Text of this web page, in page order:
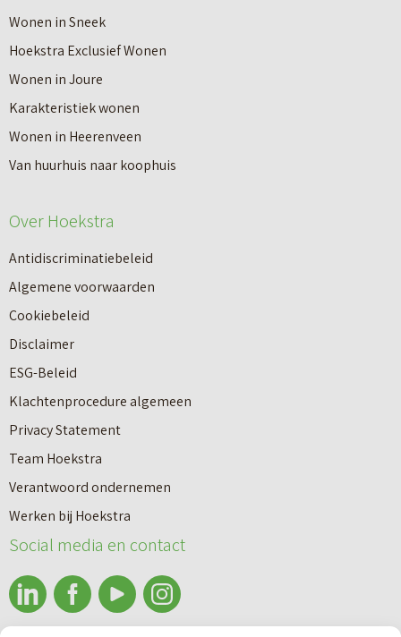
Nieuwbouw
Huren
8
s
t
a
p
p
n
n
a
a
r
e
e
n
n
i
e
u
o
e
r
V
a
n
n
e
u
Wonen in Sneek
Hoekstra Exclusief Wonen
Wonen in Joure
Karakteristiek wonen
Wonen in Heerenveen
Van huurhuis naar koophuis
Over Hoekstra
Antidiscriminatiebeleid
Algemene voorwaarden
Cookiebeleid
Disclaimer
ESG-Beleid
Klachtenprocedure algemeen
Privacy Statement
Team Hoekstra
Verantwoord ondernemen
Werken bij Hoekstra
Social media en contact